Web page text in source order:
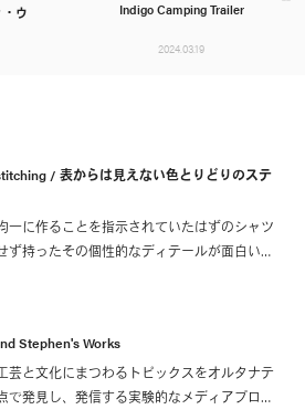
ウ
Indigo Camping Trailer
2024.03.19
/ 表からは見えない色とりどりのステ
一に作ることを指示されていたはずのシャツ
ず持ったその個性的なディテールが面白いと
Stephen's Works
芸と文化にまつわるトピックスをオルタナテ
で発見し、発信する実験的なメディアプロジ